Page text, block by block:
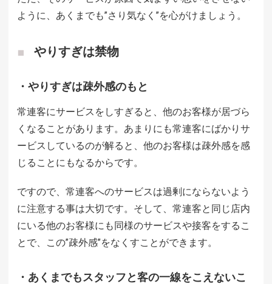
ように、あくまでも”さり気なく”を心がけましょう。
やりすぎは禁物
・やりすぎは疎外感のもと
常連客にサービスをしすぎると、他のお客様が居づら
くなることがあります。あまりにも常連客にばかりサ
ービスしているのが解ると、他のお客様は疎外感を感
じることにもなるからです。
ですので、常連客へのサービスは過剰にならないよう
に注意する事は大切です。そして、常連客と同じ店内
にいる他のお客様にも同様のサービスや接客をするこ
とで、この”疎外感”をなくすことができます。
・あくまでもスタッフと客の一線をこえないこ